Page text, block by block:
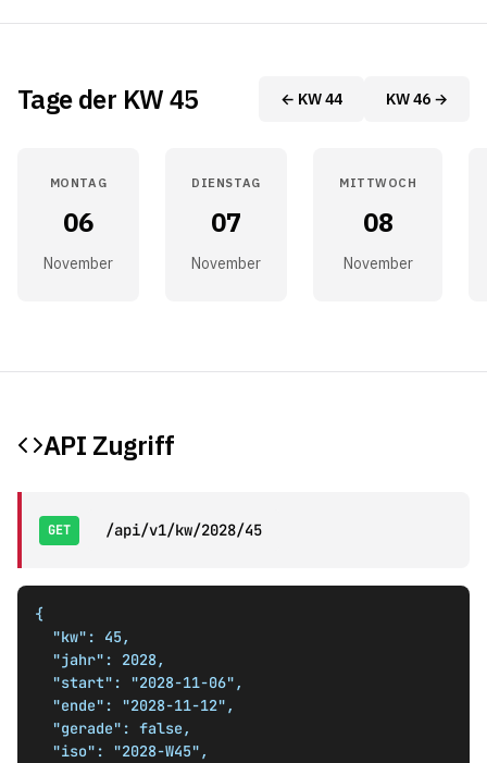
Tage der KW 45 ← KW 44 KW 46 →
MONTAG
06
November
DIENSTAG
07
November
MITTWOCH
08
November
API Zugriff
GET /api/v1/kw/2028/45
{